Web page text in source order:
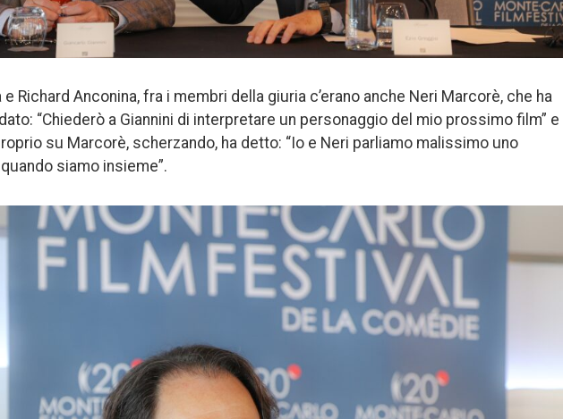
e Richard Anconina, fra i membri della giuria c’erano anche Neri Marcorè, che ha
“Chiederò a Giannini di interpretare un personaggio del mio prossimo film” e
su Marcorè, scherzando, ha detto: “Io e Neri parliamo malissimo uno
siamo insieme”.